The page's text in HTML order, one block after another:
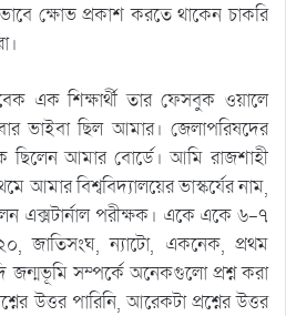
ক্ষোভ প্রকাশ করতে থাকেন চাকরি
এক শিক্ষার্থী তার ফেসবুক ওয়ালে
ভাইবা ছিল আমার। জেলাপরিষদের
ছিলেন আমার বোর্ডে। আমি রাজশাহী
আমার বিশ্ববিদ্যালয়ের ভাস্কর্যের নাম,
এক্সটার্নাল পরীক্ষক। একে একে ৬-৭
২০, জাতিসংঘ, ন্যাটো, একনেক, প্রথম
জন্মভূমি সম্পর্কে অনেকগুলো প্রশ্ন করা
উত্তর পারিনি, আরেকটা প্রশ্নের উত্তর